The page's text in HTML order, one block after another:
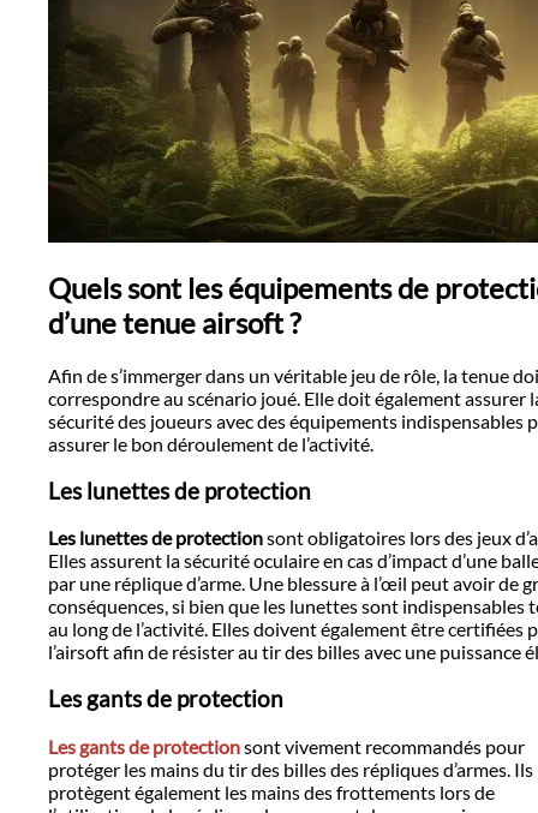
Quels sont les équipements de
d’une tenue airsoft ?
Afin de s’immerger dans un véritable jeu de rôle, la tenue
correspondre au scénario joué. Elle doit également assurer
sécurité des joueurs avec des équipements indispensables
assurer le bon déroulement de l’activité.
Les lunettes de protection
Les lunettes de protectionsont obligatoires lors des jeux
Elles assurent la sécurité oculaire en cas d’impact d’une
par une réplique d’arme. Une blessure à l’œil peut avoir de
conséquences, si bien que les lunettes sont indispensables
au long de l’activité. Elles doivent également être certifiées
l’airsoft afin de résister au tir des billes avec une puissance
Les gants de protection
Les gants de protectionsont vivement recommandés pour
protéger les mains du tir des billes des répliques d’armes. Ils
protègent également les mains des frottements lors de